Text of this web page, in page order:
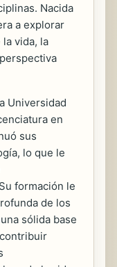
Nacida
a explorar
vida, la
Universidad
en
sus
lo que le
formación le
de los
sólida base